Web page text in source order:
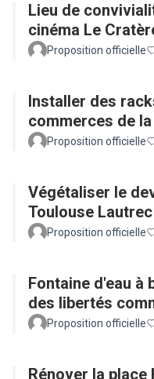
Lieu de
cinéma Le
Proposition officielle
Installer des
commerces de
Proposition officielle
Végétaliser le
Toulouse Lautrec
Proposition officielle
Fontaine d'eau à
des libertés
Proposition officielle
Rénover la place